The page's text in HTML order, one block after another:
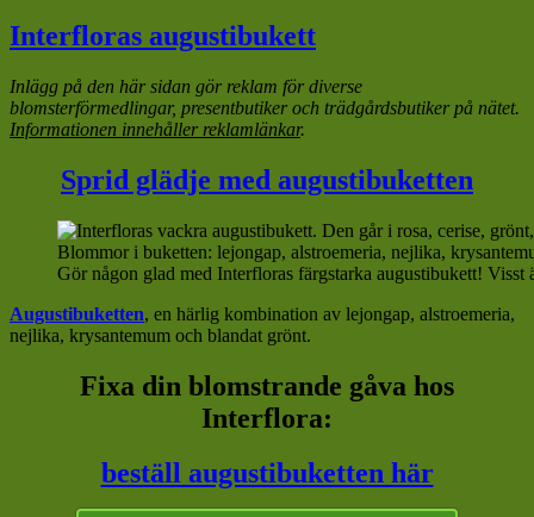
Interfloras augustibukett
Inlägg på den här sidan gör reklam för diverse
blomsterförmedlingar, presentbutiker och trädgårdsbutiker på nätet.
Informationen innehåller reklamlänkar.
Sprid glädje med augustibuketten
Gör någon glad med Interfloras färgstarka augustibukett! Visst
Augustibuketten, en härlig kombination av lejongap, alstroemeria,
nejlika, krysantemum och blandat grönt.
Fixa din blomstrande gåva hos
Interflora:
beställ augustibuketten här